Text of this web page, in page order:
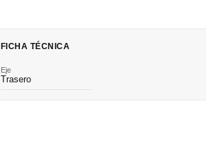
FICHA TÉCNICA
Eje
Trasero